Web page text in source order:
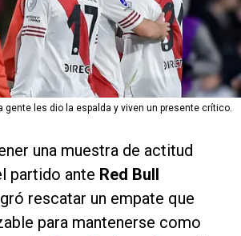
gente les dio la espalda y viven un presente crítico.
una muestra de actitud
partido ante Red Bull
rescatar un empate que
para mantenerse como